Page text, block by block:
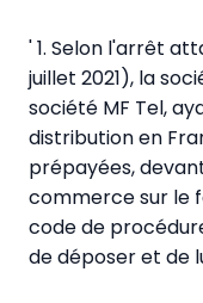
' 1. Selon l'arrêt
juillet 2021), la
société MF Tel,
distribution en
prépayées,
commerce sur le
code de
de déposer et de